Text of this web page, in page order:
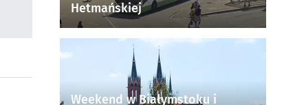
Hetmańskiej
Weekend w Białymstoku i